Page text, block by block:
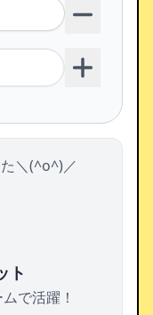
＼(^o^)／
ト
で活躍！